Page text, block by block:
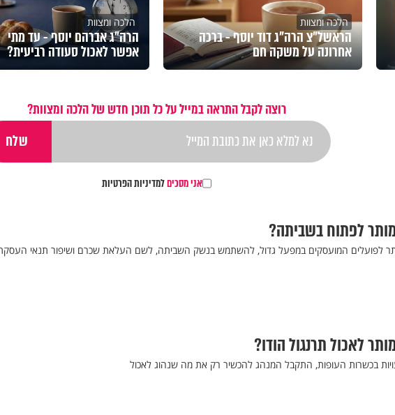
הלכה ומצוות
הראשל"צ הרה"ג דוד יוסף - ברכה
אחרונה על משקה חם
הלכה ומצוות
הרה"ג אברהם יוסף - עד מתי
אפשר לאכול סעודה רביעית?
רוצה לקבל התראה במייל על כל תוכן חדש של הלכה ומצוות?
אני מסכיםלמדיניות הפרטיות
לפתוח בשביתה?
לפועלים המועסקים במפעל גדול, להשתמש בנשק השביתה, לשם העלאת שכרם ושיפור תנאי
לאכול תרנגול הודו?
בכשרות העופות, התקבל המנהג להכשיר רק את מה שנהוג לאכול